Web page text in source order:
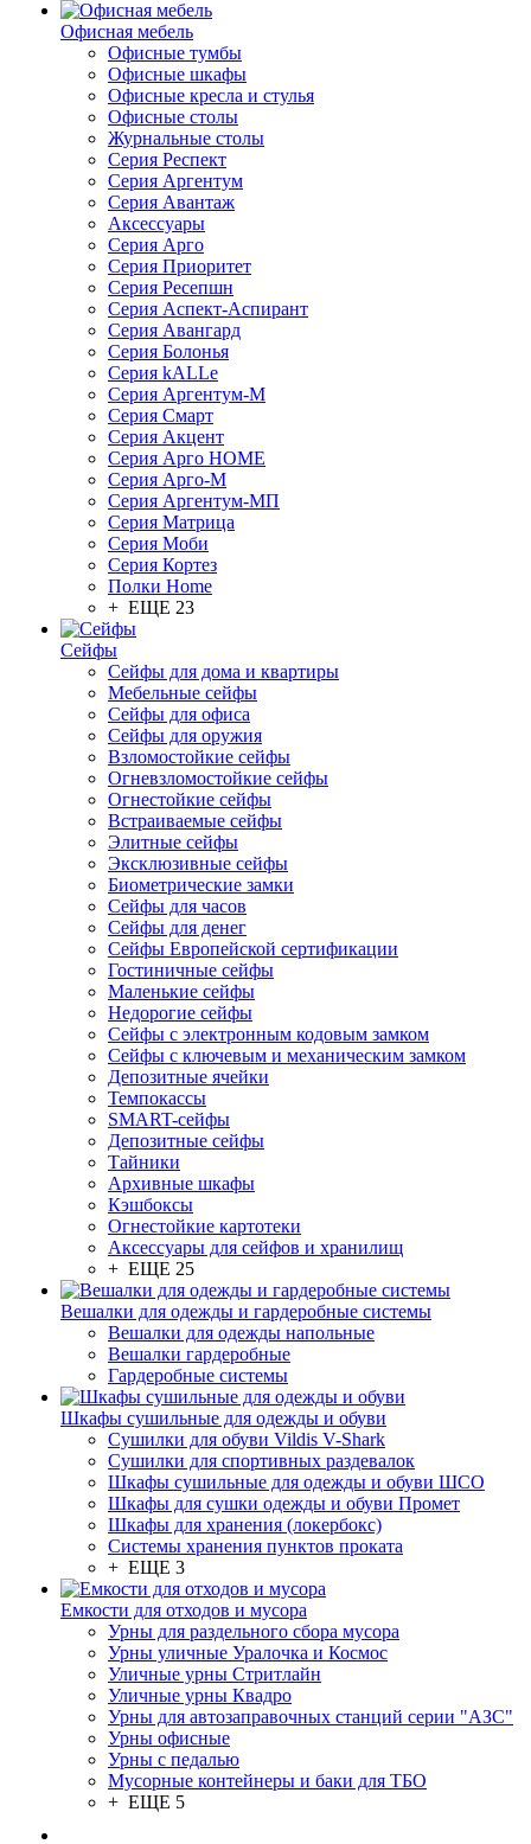
Офисная мебель
Офисные тумбы
Офисные шкафы
Офисные кресла и стулья
Офисные столы
Журнальные столы
Серия Респект
Серия Аргентум
Серия Авантаж
Аксессуары
Серия Арго
Серия Приоритет
Серия Ресепшн
Серия Аспект-Аспирант
Серия Авангард
Серия Болонья
Серия kALLe
Серия Аргентум-М
Серия Смарт
Серия Акцент
Серия Арго HOME
Серия Арго-М
Серия Аргентум-МП
Серия Матрица
Серия Моби
Серия Кортез
Полки Home
+ ЕЩЕ 23
Сейфы
Сейфы для дома и квартиры
Мебельные сейфы
Сейфы для офиса
Сейфы для оружия
Взломостойкие сейфы
Огневзломостойкие сейфы
Огнестойкие сейфы
Встраиваемые сейфы
Элитные сейфы
Эксклюзивные сейфы
Биометрические замки
Сейфы для часов
Сейфы для денег
Сейфы Европейской сертификации
Гостиничные сейфы
Маленькие сейфы
Недорогие сейфы
Сейфы с электронным кодовым замком
Сейфы с ключевым и механическим замком
Депозитные ячейки
Темпокассы
SMART-сейфы
Депозитные сейфы
Тайники
Архивные шкафы
Кэшбоксы
Огнестойкие картотеки
Аксессуары для сейфов и хранилищ
+ ЕЩЕ 25
Вешалки для одежды и гардеробные системы
Вешалки для одежды напольные
Вешалки гардеробные
Гардеробные системы
Шкафы сушильные для одежды и обуви
Сушилки для обуви Vildis V-Shark
Сушилки для спортивных раздевалок
Шкафы сушильные для одежды и обуви ШСО
Шкафы для сушки одежды и обуви Промет
Шкафы для хранения (локербокс)
Системы хранения пунктов проката
+ ЕЩЕ 3
Емкости для отходов и мусора
Урны для раздельного сбора мусора
Урны уличные Уралочка и Космос
Уличные урны Стритлайн
Уличные урны Квадро
Урны для автозаправочных станций серии "АЗС"
Урны офисные
Урны с педалью
Мусорные контейнеры и баки для ТБО
+ ЕЩЕ 5